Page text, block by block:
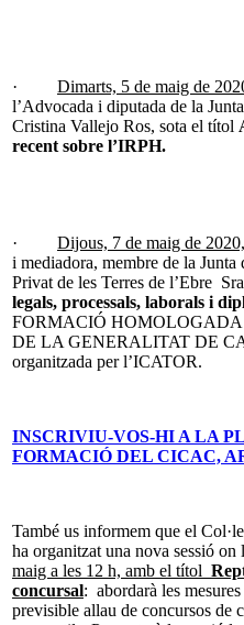
· Dimarts, 5 de maig de
l’Advocada i diputada de la
Cristina Vallejo Ros, sota el títol
recent sobre l’IRPH.
· Dijous, 7 de maig de
i mediadora, membre de la
Privat de les Terres de l’Ebre
legals, processals, laborals i
FORMACIÓ
DE LA GENERALITAT DE
organitzada per l’ICATOR.
INSCRIVIU-VOS-HI A LA
FORMACIÓ DEL CICAC,
També us informem que el
ha organitzat una nova sessió on
maig a les 12 h, amb el títol
concursal: abordarà les
previsible allau de concursos de